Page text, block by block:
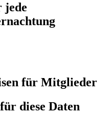
jede
für Mitglieder
diese Daten